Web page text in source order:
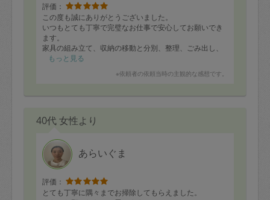
評価：
この度も誠にありがとうございました。
いつもとても丁寧で完璧なお仕事で安心してお願いでき
ます。
家具の組み立て、収納の移動と分別、整理、ごみ出し、
台所周りのお掃除と延長までお願いし、沢山作業して頂
これで年末すっきり過ごすことができます。
もっと見る
※依頼者の依頼当時の主観的な感想です。
40代 女性より
あらいぐま
評価：
とても丁寧に隅々までお掃除してもらえました。